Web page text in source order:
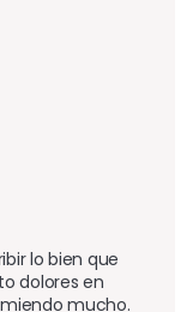
lo bien que
dolores en
mucho.